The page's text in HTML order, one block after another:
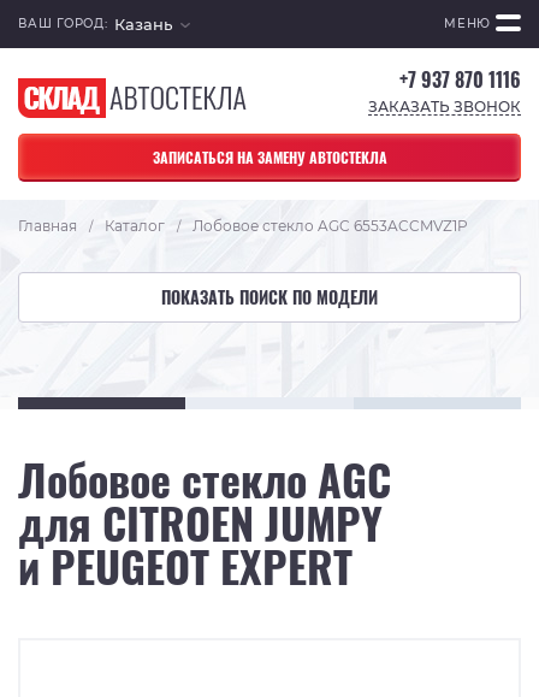
ВАШ ГОРОД: Казань МЕНЮ
+7 937 870 1116
ЗАКАЗАТЬ ЗВОНОК
ЗАПИСАТЬСЯ НА ЗАМЕНУ АВТОСТЕКЛА
Главная / Каталог / Лобовое стекло AGC 6553ACCMVZ1P
ПОКАЗАТЬ ПОИСК ПО МОДЕЛИ
Лобовое стекло AGC
для CITROEN JUMPY
и PEUGEOT EXPERT